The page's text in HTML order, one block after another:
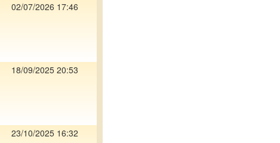
02/07/2026 17:46
18/09/2025 20:53
23/10/2025 16:32